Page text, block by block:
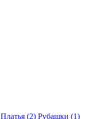
Платья (2) Рубашки (1)